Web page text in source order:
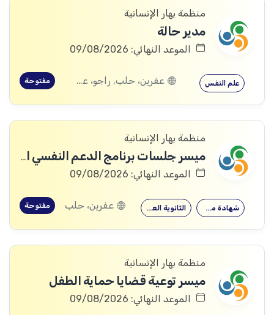
منظمة بهار الإنسانية
مدير حالة
الموعد النهائي: 09/08/2026
علم النفس عفرين، حلب, راجو، عفرين، حلب مفتوحة
منظمة بهار الإنسانية
ميسر جلسات برنامج الدعم النفسي الاجتماعي
الموعد النهائي: 09/08/2026
الثانوية العامة شهادة معهد عفرين، حلب مفتوحة
منظمة بهار الإنسانية
ميسر توعية قضايا حماية الطفل
الموعد النهائي: 09/08/2026